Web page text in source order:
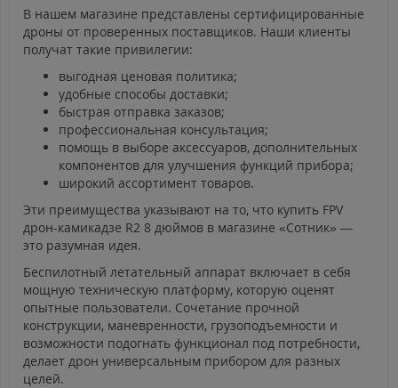
В нашем магазине представлены сертифицированные
дроны от проверенных поставщиков. Наши клиенты
получат такие привилегии:
выгодная ценовая политика;
удобные способы доставки;
быстрая отправка заказов;
профессиональная консультация;
помощь в выборе аксессуаров, дополнительных
компонентов для улучшения функций прибора;
широкий ассортимент товаров.
Эти преимущества указывают на то, что купить FPV
дрон-камикадзе R2 8 дюймов в магазине «Сотник» —
это разумная идея.
Беспилотный летательный аппарат включает в себя
мощную техническую платформу, которую оценят
опытные пользователи. Сочетание прочной
конструкции, маневренности, грузоподъемности и
возможности подогнать функционал под потребности,
делает дрон универсальным прибором для разных
целей.